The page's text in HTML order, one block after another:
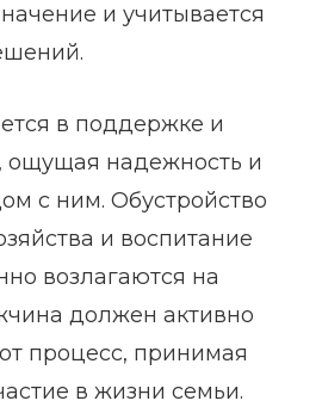
и учитывается
в поддержке и
ощущая надежность и
с ним. Обустройство
и воспитание
возлагаются на
должен активно
процесс, принимая
в жизни семьи.